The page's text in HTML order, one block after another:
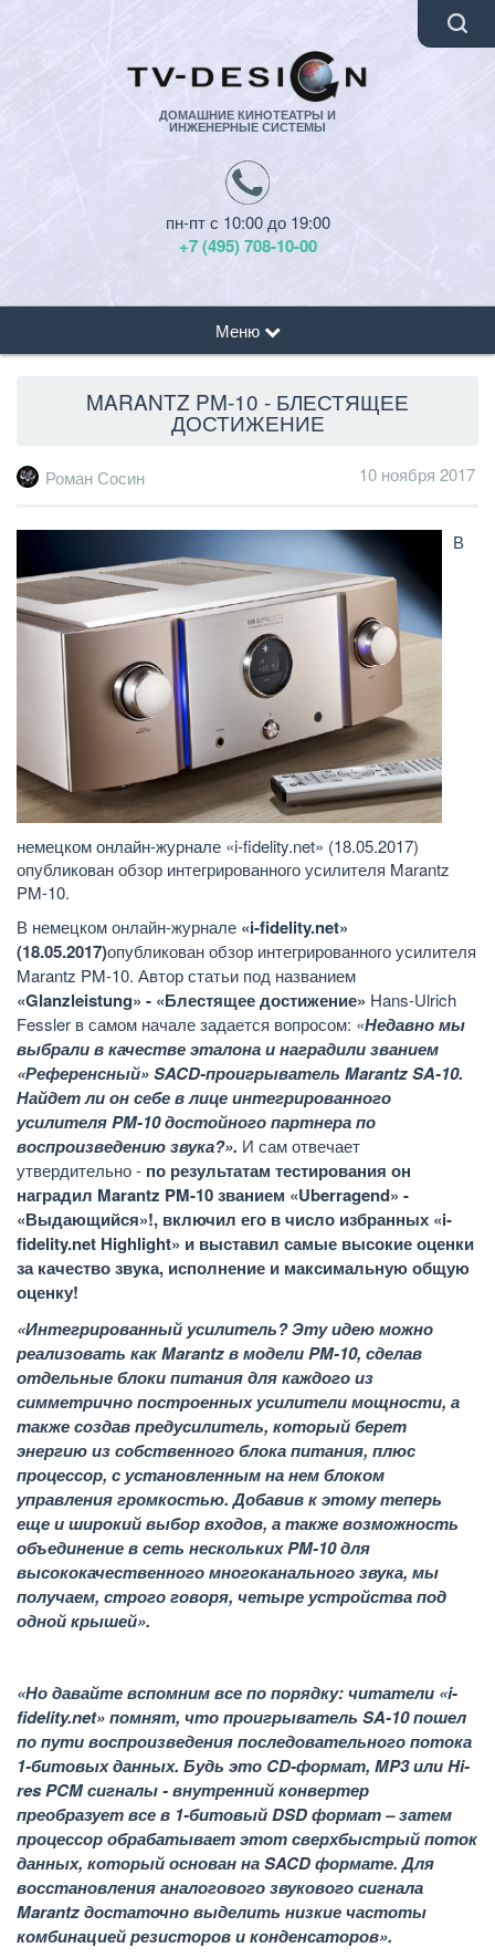
ДОМАШНИЕ КИНОТЕАТРЫ И
ИНЖЕНЕРНЫЕ СИСТЕМЫ
пн-пт с 10:00 до 19:00
+7 (495) 708-10-00
Меню
MARANTZ PM-10 - БЛЕСТЯЩЕЕ
ДОСТИЖЕНИЕ
Роман Сосин 10 ноября 2017
В
немецком онлайн-журнале «i-fidelity.net» (18.05.2017)
опубликован обзор интегрированного усилителя Marantz
PM-10.
В немецком онлайн-журнале «i-fidelity.net»
(18.05.2017)опубликован обзор интегрированного усилителя
Marantz PM-10. Автор статьи под названием
«Glanzleistung» - «Блестящее достижение» Hans-Ulrich
Fessler в самом начале задается вопросом: «Недавно мы
выбрали в качестве эталона и наградили званием
«Референсный»SACD-проигрыватель MarantzSA-10.
Найдет ли он себе в лице интегрированного
усилителяPM-10 достойного партнера по
воспроизведению звука?». И сам отвечает
утвердительно - по результатам тестирования он
наградил Marantz PM-10 званием «Uberragend» -
«Выдающийся»!, включил его в число избранных «i-
fidelity.net Highlight» и выставил самые высокие оценки
за качество звука, исполнение и максимальную общую
оценку!
«Интегрированный усилитель? Эту идею можно
реализовать как Marantz в модели PM-10, сделав
отдельные блоки питания для каждого из
симметрично построенных усилители мощности, а
также создав предусилитель, который берет
энергию из собственного блока питания, плюс
процессор, с установленным на нем блоком
управления громкостью. Добавив к этому теперь
еще и широкий выбор входов, а также возможность
объединение в сеть нескольких PM-10 для
высококачественного многоканального звука, мы
получаем, строго говоря, четыре устройства под
одной крышей».
«Но давайте вспомним все по порядку: читатели «i-
fidelity.net» помнят, что проигрыватель SA-10 пошел
по пути воспроизведения последовательного потока
1-битовых данных. Будь это CD-формат, MP3 или Hi-
res PCM сигналы - внутренний конвертер
преобразует все в 1-битовый DSD формат – затем
процессор обрабатывает этот сверхбыстрый поток
данных, который основан на SACD формате. Для
восстановления аналогового звукового сигнала
Marantz достаточно выделить низкие частоты
комбинацией резисторов и конденсаторов».